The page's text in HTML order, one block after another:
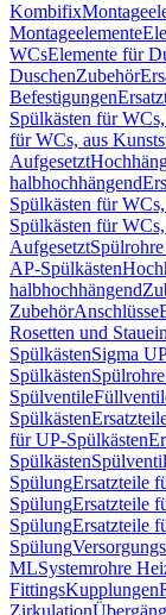
Kombifix
Montageelemente
WCsElemente für
DuschenZubehör
Befestigungen
Spülkästen für
für WCs, aus
Aufgesetzt
halbhochhängend
Spülkästen für
Spülkästen für
Aufgesetzt
AP-Spülkästen
halbhochhängend
ZubehörAnschlüsse
Rosetten und
SpülkästenSigma
SpülkästenSpülrohre
Spülventile
Spülkästen
für UP-Spülkästen
Spülkästen
SpülungErsatzteile
SpülungErsatzteile
SpülungErsatzteile
Spülung
MLSystemrohre
FittingsKupplungen
Zirkulation